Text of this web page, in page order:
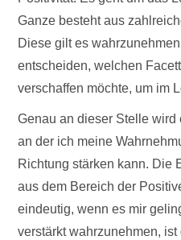
Ganze besteht aus
Diese gilt es
entscheiden, welchen
verschaffen möchte, um im
Genau an dieser Stelle wird
an der ich meine
Richtung stärken kann. Die
aus dem Bereich der
eindeutig, wenn es mir
verstärkt wahrzunehmen,